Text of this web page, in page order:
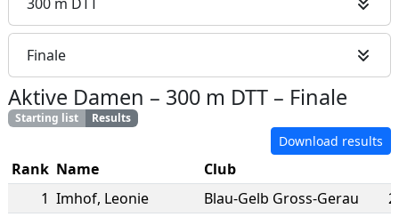
Finale
Aktive Damen – 300 m DTT – Finale
Starting list Results
Download results
Rank Name Club
1 Imhof, Leonie Blau-Gelb Gross-Gerau